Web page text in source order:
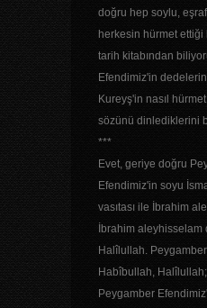
doğru hep soylu,
herkesin hürmet
tarih kitabından
Efendimiz'in
Kureyş'in nasıl
sözünü dinlediklerini
***
Evet, geriye doğru
Efendimiz'in soyu
vasıtası ile İbrahim
İbrahim aleyhisselam
Halîlullah.
Habîbullah,
Peygamber